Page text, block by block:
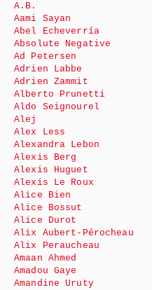
A.B.
Aami Sayan
Abel Echeverría
Absolute Negative
Ad Petersen
Adrien Labbe
Adrien Zammit
Alberto Prunetti
Aldo Seignourel
Alej
Alex Less
Alexandra Lebon
Alexis Berg
Alexis Huguet
Alexis Le Roux
Alice Bien
Alice Bossut
Alice Durot
Alix Aubert-Pérocheau
Alix Peraucheau
Amaan Ahmed
Amadou Gaye
Amandine Uruty